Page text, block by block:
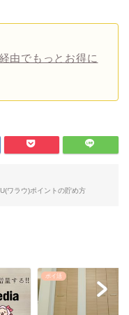
由でもっとお得に
ワラウ)ポイントの貯め方
ポイ活